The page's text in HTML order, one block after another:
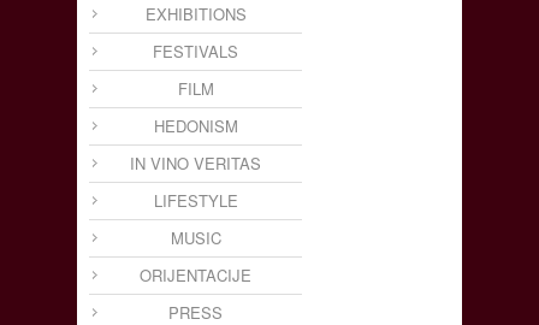
EXHIBITIONS
FESTIVALS
FILM
HEDONISM
IN VINO VERITAS
LIFESTYLE
MUSIC
ORIJENTACIJE
PRESS